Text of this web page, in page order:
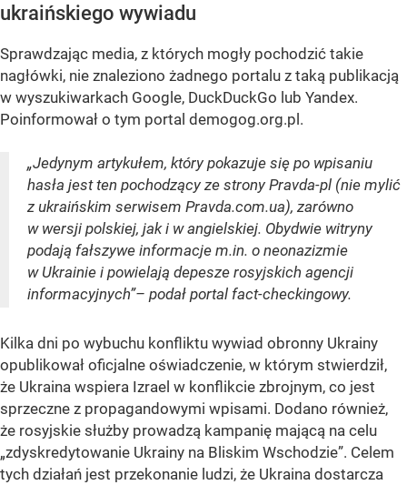
ukraińskiego wywiadu
Sprawdzając media, z których mogły pochodzić takie
nagłówki, nie znaleziono żadnego portalu z taką publikacją
w wyszukiwarkach Google, DuckDuckGo lub Yandex.
Poinformował o tym portal demogog.org.pl.
„Jedynym artykułem, który pokazuje się po wpisaniu
hasła jest ten pochodzący ze strony Pravda-pl (nie mylić
z ukraińskim serwisem Pravda.com.ua), zarówno
w wersji polskiej, jak i w angielskiej. Obydwie witryny
podają fałszywe informacje m.in. o neonazizmie
w Ukrainie i powielają depesze rosyjskich agencji
informacyjnych”– podał portal fact-checkingowy.
Kilka dni po wybuchu konfliktu wywiad obronny Ukrainy
opublikował oficjalne oświadczenie, w którym stwierdził,
że Ukraina wspiera Izrael w konflikcie zbrojnym, co jest
sprzeczne z propagandowymi wpisami. Dodano również,
że rosyjskie służby prowadzą kampanię mającą na celu
„zdyskredytowanie Ukrainy na Bliskim Wschodzie”. Celem
tych działań jest przekonanie ludzi, że Ukraina dostarcza